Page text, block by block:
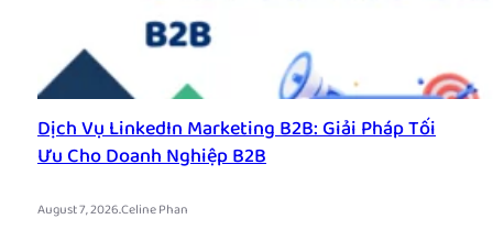
Dịch Vụ LinkedIn Marketing B2B: Giải Pháp Tối
Ưu Cho Doanh Nghiệp B2B
August 7, 2026.Celine Phan